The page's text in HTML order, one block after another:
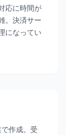
応に時間が
。決済サー
になってい
作成。受